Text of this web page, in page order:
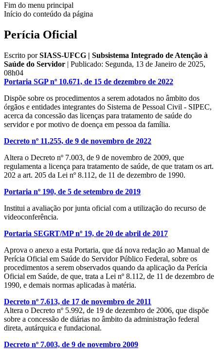
Fim do menu principal
Início do conteúdo da página
Perícia Oficial
Escrito porSIASS-UFCG | Subsistema Integrado de Atenção à
Saúde do Servidor | Publicado: Segunda, 13 de Janeiro de 2025,
08h04
Portaria SGP nº 10.671, de 15 de dezembro de 2022
Dispõe sobre os procedimentos a serem adotados no âmbito dos
órgãos e entidades integrantes do Sistema de Pessoal Civil - SIPEC,
acerca da concessão das licenças para tratamento de saúde do
servidor e por motivo de doença em pessoa da família.
Decreto nº 11.255, de 9 de novembro de 2022
Altera o Decreto nº 7.003, de 9 de novembro de 2009, que
regulamenta a licença para tratamento de saúde, de que tratam os art.
202 a art. 205 da Lei nº 8.112, de 11 de dezembro de 1990.
Portaria nº 190, de 5 de setembro de 2019
Institui a avaliação por junta oficial com a utilização do recurso de
videoconferência.
Portaria SEGRT/MP nº 19, de 20 de abril de 2017
Aprova o anexo a esta Portaria, que dá nova redação ao Manual de
Perícia Oficial em Saúde do Servidor Público Federal, sobre os
procedimentos a serem observados quando da aplicação da Perícia
Oficial em Saúde, de que, trata a Lei nº 8.112, de 11 de dezembro de
1990, e demais normas aplicadas à matéria.
Decreto nº 7.613, de 17 de novembro de 2011
Altera o Decreto nº 5.992, de 19 de dezembro de 2006, que dispõe
sobre a concessão de diárias no âmbito da administração federal
direta, autárquica e fundacional.
Decreto nº 7.003, de 9 de novembro 2009